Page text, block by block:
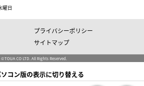
日
プライバシーポリシー
サイトマップ
©TOUA CO LTD. All Rights Reserved.
コン版の表示に切り替える